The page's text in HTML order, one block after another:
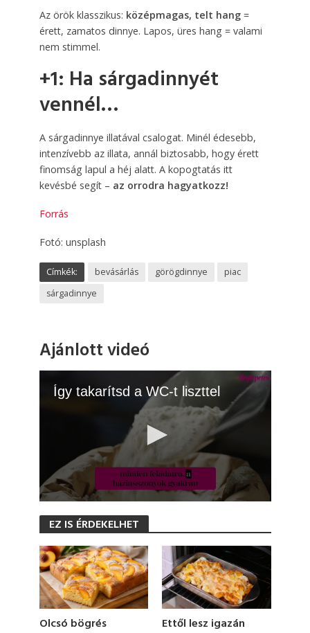
Az örök klasszikus: középmagas, telt hang=
érett, zamatos dinnye. Lapos, üres hang = valami
nem stimmel.
+1: Ha sárgadinnyét
vennél…
A sárgadinnye illatával csalogat. Minél édesebb,
intenzívebb az illata, annál biztosabb, hogy érett
finomság lapul a héj alatt. A kopogtatás itt
kevésbé segít – az orrodra hagyatkozz!
Forrás
Fotó: unsplash
Címkék: bevásárlás görögdinnye
piac
sárgadinnye
Ajánlott videó
Így takarítsd a WC-t liszttel
s
o
n
d
s
o
f
m
EZ IS ÉRDEKELHET
Olcsó bögrés Ettől lesz igazán